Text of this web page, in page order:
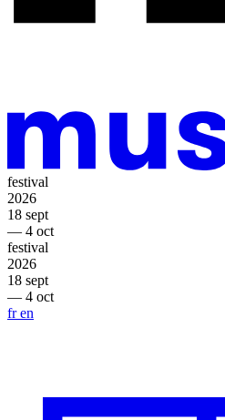
festival
2026
18 sept
— 4 oct
festival
2026
18 sept
— 4 oct
fren